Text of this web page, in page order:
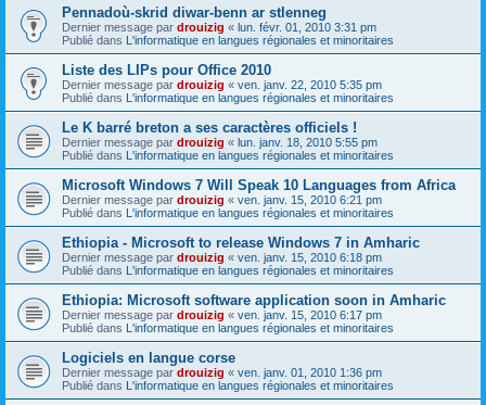
Pennadoù-skrid diwar-benn ar stlenneg
Dernier message par drouizig « lun. févr. 01, 2010 3:31 pm
Publié dans L'informatique en langues régionales et minoritaires
Liste des LIPs pour Office 2010
Dernier message par drouizig « ven. janv. 22, 2010 5:35 pm
Publié dans L'informatique en langues régionales et minoritaires
Le K barré breton a ses caractères officiels !
Dernier message par drouizig « lun. janv. 18, 2010 5:55 pm
Publié dans L'informatique en langues régionales et minoritaires
Microsoft Windows 7 Will Speak 10 Languages from Africa
Dernier message par drouizig « ven. janv. 15, 2010 6:21 pm
Publié dans L'informatique en langues régionales et minoritaires
Ethiopia - Microsoft to release Windows 7 in Amharic
Dernier message par drouizig « ven. janv. 15, 2010 6:18 pm
Publié dans L'informatique en langues régionales et minoritaires
Ethiopia: Microsoft software application soon in Amharic
Dernier message par drouizig « ven. janv. 15, 2010 6:17 pm
Publié dans L'informatique en langues régionales et minoritaires
Logiciels en langue corse
Dernier message par drouizig « ven. janv. 01, 2010 1:36 pm
Publié dans L'informatique en langues régionales et minoritaires